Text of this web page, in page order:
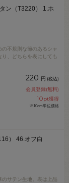
ン（T3220） 1.ホ
不規則な節のあるシャ
、どちらを表にしても
220 円 (税込)
会員登録(無料)
10pt獲得
※10cm単位価格
） 46.オフ白
サテン生地。表は上品